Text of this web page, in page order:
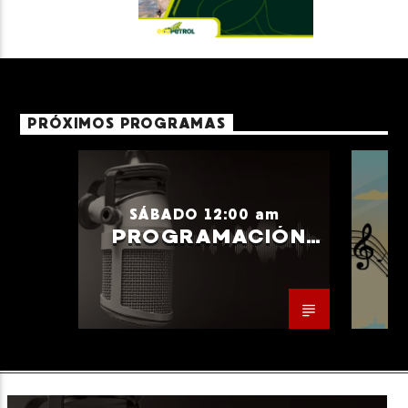
PRÓXIMOS PROGRAMAS
SÁBADO 12:00 am
PROGRAMACIÓN
GENERAL